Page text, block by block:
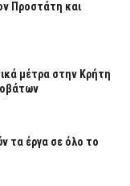
Προστάτη και
μέτρα στην Κρήτη
τα έργα σε όλο το